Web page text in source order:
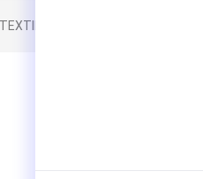
CO,.LTD. All Rights Reserved.